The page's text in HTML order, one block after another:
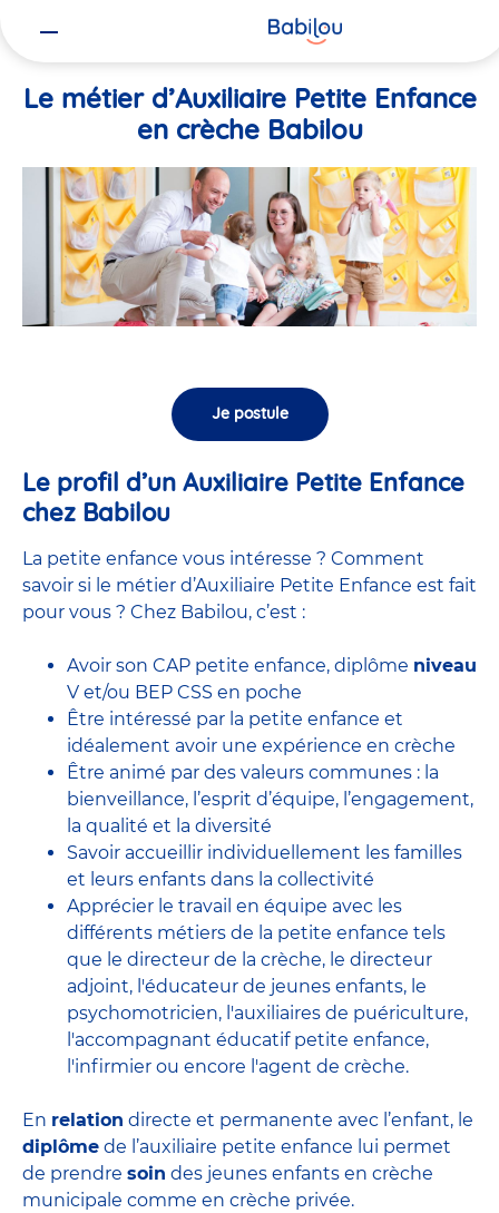
Le métier d’Auxiliaire Petite Enfance
en crèche Babilou
Je postule
Le profil d’un Auxiliaire Petite Enfance
chez Babilou
La petite enfance vous intéresse ? Comment
savoir si le métier d’Auxiliaire Petite Enfance est fait
pour vous ? Chez Babilou, c’est :
Avoir son CAP petite enfance, diplôme niveau
V et/ou BEP CSS en poche
Être intéressé par la petite enfance et
idéalement avoir une expérience en crèche
Être animé par des valeurs communes : la
bienveillance, l’esprit d’équipe, l’engagement,
la qualité et la diversité
Savoir accueillir individuellement les familles
et leurs enfants dans la collectivité
Apprécier le travail en équipe avec les
différents métiers de la petite enfance tels
que le directeur de la crèche, le directeur
adjoint, l'éducateur de jeunes enfants, le
psychomotricien, l'auxiliaires de puériculture,
l'accompagnant éducatif petite enfance,
l'infirmier ou encore l'agent de crèche.
En relation directe et permanente avec l’enfant, le
diplôme de l’auxiliaire petite enfance lui permet
de prendre soin des jeunes enfants en crèche
municipale comme en crèche privée.